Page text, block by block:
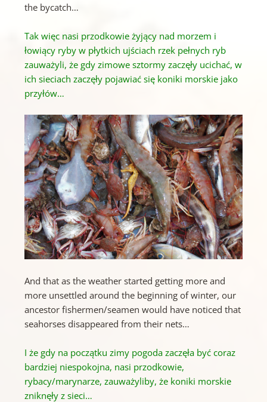
the bycatch…
Tak więc nasi przodkowie żyjący nad morzem i
łowiący ryby w płytkich ujściach rzek pełnych ryb
zauważyli, że gdy zimowe sztormy zaczęły ucichać, w
ich sieciach zaczęły pojawiać się koniki morskie jako
przyłów…
And that as the weather started getting more and
more unsettled around the beginning of winter, our
ancestor fishermen/seamen would have noticed that
seahorses disappeared from their nets…
I że gdy na początku zimy pogoda zaczęła być coraz
bardziej niespokojna, nasi przodkowie,
rybacy/marynarze, zauważyliby, że koniki morskie
zniknęły z sieci…